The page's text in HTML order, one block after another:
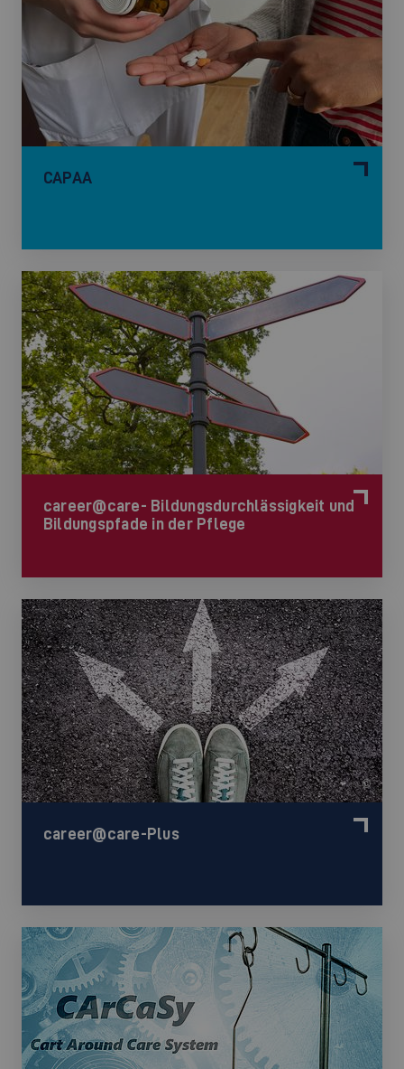
CAPAA
career@care- Bildungsdurchlässigkeit und
Bildungspfade in der Pflege
©
career@care-Plus